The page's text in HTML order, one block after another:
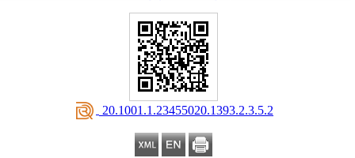
‎ 20.1001.1.23455020.1393.2.3.5.2